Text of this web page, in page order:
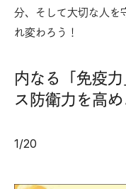
分、そして大切な人を
れ変わろう！
内なる「免疫
ス防衛力を高め
1/20